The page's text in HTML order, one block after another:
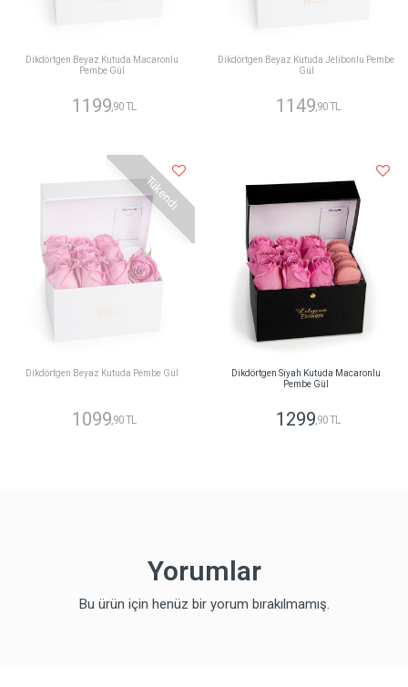
Dikdörtgen Beyaz Kutuda Macaronlu
Pembe Gül
1199 ,90 TL
Dikdörtgen Beyaz Kutuda Jelibonlu Pembe
Gül
1149 ,90 TL
Tükendi
Dikdörtgen Beyaz Kutuda Pembe Gül
1099,90 TL
Dikdörtgen Siyah Kutuda Macaronlu
Pembe Gül
1299,90 TL
Yorumlar
Bu ürün için henüz bir yorum bırakılmamış.